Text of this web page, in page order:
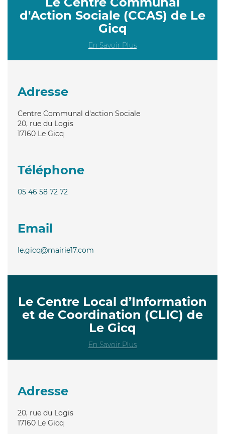
d'Action Sociale (CCAS) de Le
Gicq
En Savoir Plus
Adresse
Centre Communal d'action Sociale
20, rue du Logis
17160 Le Gicq
Téléphone
05 46 58 72 72
Email
le.gicq@mairie17.com
Le Centre Local d’Information
et de Coordination (CLIC) de
Le Gicq
En Savoir Plus
Adresse
20, rue du Logis
17160 Le Gicq